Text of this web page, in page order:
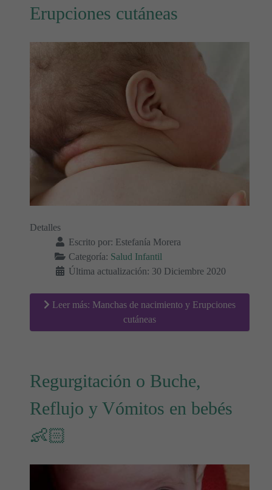
Erupciones cutáneas
Detalles
Escrito por: Estefanía Morera
Categoría: Salud Infantil
Última actualización: 30 Diciembre 2020
Leer más: Manchas de nacimiento y Erupciones
cutáneas
Regurgitación o Buche,
Reflujo y Vómitos en bebés
👶🏻